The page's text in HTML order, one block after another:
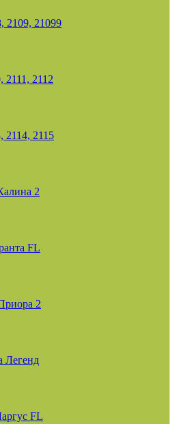
2109, 21099
2111, 2112
2114, 2115
2
FL
2
Легенд
FL